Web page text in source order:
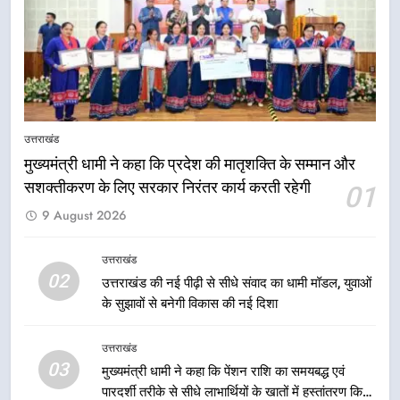
उत्तराखंड
मुख्यमंत्री धामी ने कहा कि प्रदेश की मातृशक्ति के सम्मान और
सशक्तीकरण के लिए सरकार निरंतर कार्य करती रहेगी
01
9 August 2026
02
उत्तराखंड
उत्तराखंड की नई पीढ़ी से सीधे संवाद का धामी मॉडल, युवाओं
के सुझावों से बनेगी विकास की नई दिशा
03
उत्तराखंड
मुख्यमंत्री धामी ने कहा कि पेंशन राशि का समयबद्ध एवं
पारदर्शी तरीके से सीधे लाभार्थियों के खातों में हस्तांतरण किया
धामी की बैठक, सड़क परियोजनाओं पर
हुआ मंथन
उत्तराखंड
8
एमडीडीए बोर्ड बैठक में 25 विकास प्रस्तावों
को मिली मंजूरी, देहरादून-मसूरी के
1
धामी मॉडल, युवाओं के सुझावों से बनेगी
विकास की नई दिशा
उत्तराखंड